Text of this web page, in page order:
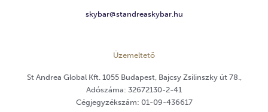
skybar@standreaskybar.hu
Üzemeltető
St Andrea Global Kft. 1055 Budapest, Bajcsy Zsilinszky út 78.,
Adószáma: 32672130-2-41
Cégjegyzékszám: 01-09-436617